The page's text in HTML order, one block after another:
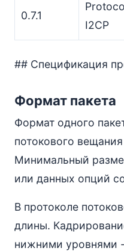
0.7.1
I2CP
## Спецификация
Формат пакета
Формат одного
потокового
Минимальный
или данных опций
В протоколе
длины.
нижними уровнями